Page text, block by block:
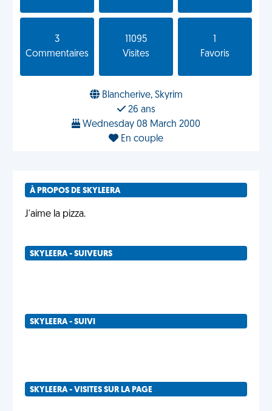
3
Commentaires
11095
Visites
Favoris
Blancherive, Skyrim
26 ans
Wednesday 08 March 2000
En couple
À PROPOS DE SKYLEERA
J'aime la pizza.
SKYLEERA - SUIVEURS
SKYLEERA - SUIVI
SKYLEERA - VISITES SUR LA PAGE